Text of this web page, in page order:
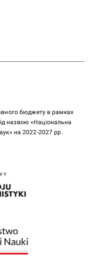
бюджету в рамках
назвою «Національна
на 2022-2027 рр.